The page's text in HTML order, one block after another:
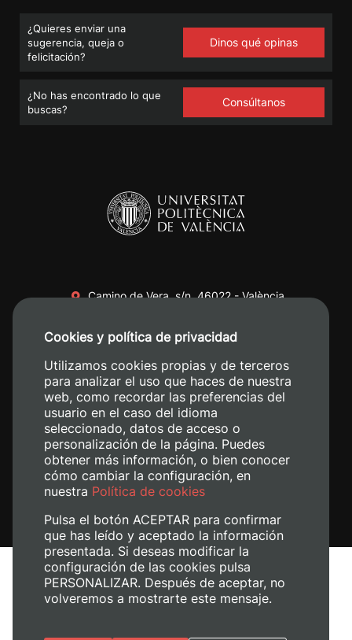
¿Quieres enviar una
sugerencia, queja o
felicitación?
Dinos qué opinas
¿No has encontrado lo que
buscas?
Consúltanos
Camino de Vera, s/n. 46022 - València
+34 620 04 00 50
Aviso legal
Política de cookies
Gestionar cookies
Cookies y política de privacidad
Utilizamos cookies propias y de terceros
para analizar el uso que haces de nuestra
web, como recordar las preferencias del
usuario en el caso del idioma
seleccionado, datos de acceso o
personalización de la página. Puedes
obtener más información, o bien conocer
cómo cambiar la configuración, en
nuestra Política de cookies
Pulsa el botón ACEPTAR para confirmar
que has leído y aceptado la información
presentada. Si deseas modificar la
configuración de las cookies pulsa
PERSONALIZAR. Después de aceptar, no
volveremos a mostrarte este mensaje.